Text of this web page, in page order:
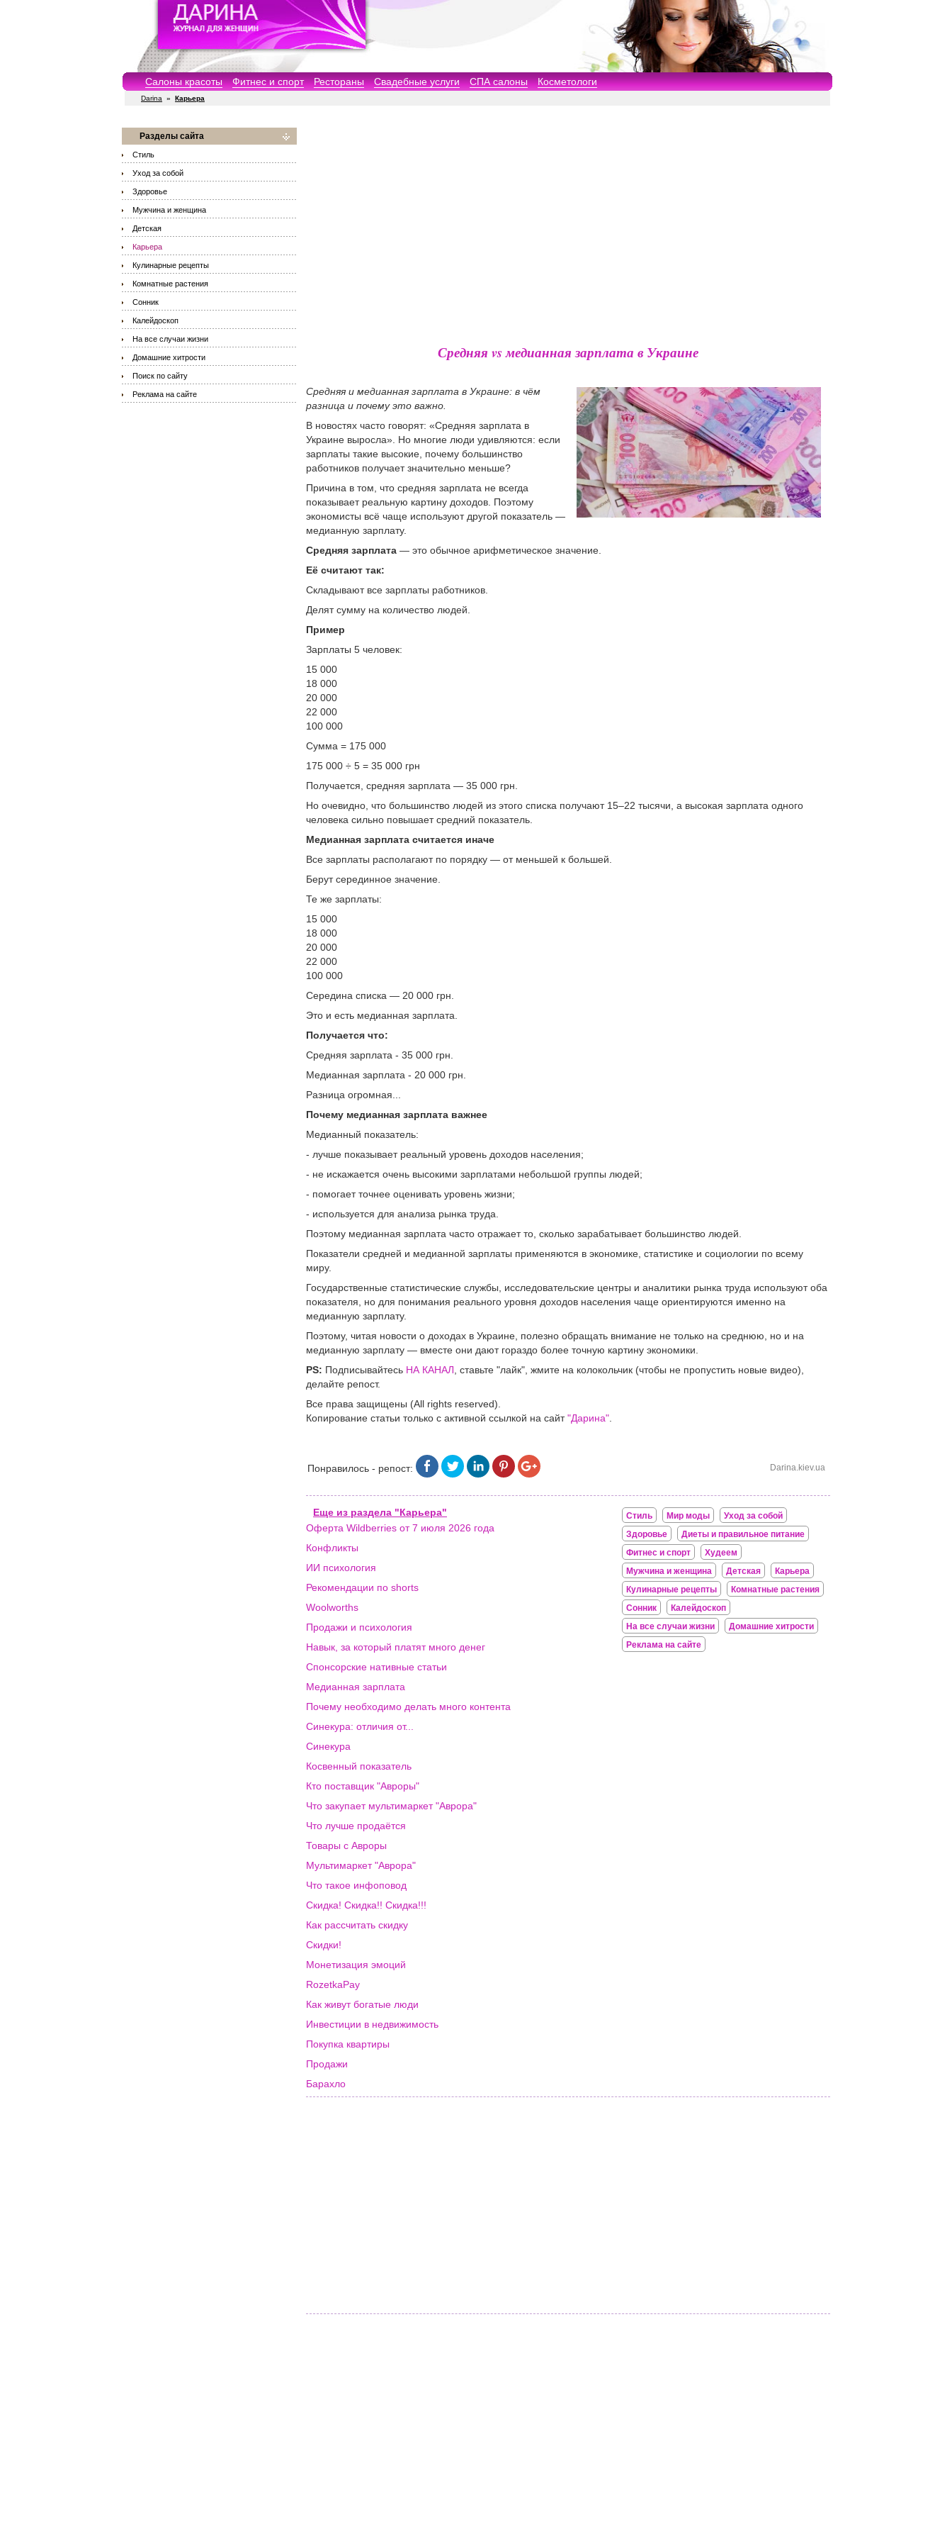
Салоны красоты Фитнес и спорт Рестораны Свадебные услуги СПА салоны Косметологи
Darina » Карьера
Разделы сайта
Стиль
Уход за собой
Здоровье
Мужчина и женщина
Детская
Карьера
Кулинарные рецепты
Комнатные растения
Сонник
Калейдоскоп
На все случаи жизни
Домашние хитрости
Поиск по сайту
Реклама на сайте
Средняя vs медианная зарплата в Украине
Средняя и медианная зарплата в Украине: в чём
разница и почему это важно.
В новостях часто говорят: «Средняя зарплата в
Украине выросла». Но многие люди удивляются: если
зарплаты такие высокие, почему большинство
работников получает значительно меньше?
Причина в том, что средняя зарплата не всегда
показывает реальную картину доходов. Поэтому
экономисты всё чаще используют другой показатель —
медианную зарплату.
Средняя зарплата — это обычное арифметическое значение.
Её считают так:
Складывают все зарплаты работников.
Делят сумму на количество людей.
Пример
Зарплаты 5 человек:
15 000
18 000
20 000
22 000
100 000
Сумма = 175 000
175 000 ÷ 5 = 35 000 грн
Получается, средняя зарплата — 35 000 грн.
Но очевидно, что большинство людей из этого списка получают 15–22 тысячи, а высокая зарплата одного
человека сильно повышает средний показатель.
Медианная зарплата считается иначе
Все зарплаты располагают по порядку — от меньшей к большей.
Берут серединное значение.
Те же зарплаты:
15 000
18 000
20 000
22 000
100 000
Середина списка — 20 000 грн.
Это и есть медианная зарплата.
Получается что:
Средняя зарплата - 35 000 грн.
Медианная зарплата - 20 000 грн.
Разница огромная...
Почему медианная зарплата важнее
Медианный показатель:
- лучше показывает реальный уровень доходов населения;
- не искажается очень высокими зарплатами небольшой группы людей;
- помогает точнее оценивать уровень жизни;
- используется для анализа рынка труда.
Поэтому медианная зарплата часто отражает то, сколько зарабатывает большинство людей.
Показатели средней и медианной зарплаты применяются в экономике, статистике и социологии по всему
миру.
Государственные статистические службы, исследовательские центры и аналитики рынка труда используют оба
показателя, но для понимания реального уровня доходов населения чаще ориентируются именно на
медианную зарплату.
Поэтому, читая новости о доходах в Украине, полезно обращать внимание не только на среднюю, но и на
медианную зарплату — вместе они дают гораздо более точную картину экономики.
PS: Подписывайтесь НА КАНАЛ , ставьте "лайк", жмите на колокольчик (чтобы не пропустить новые видео),
делайте репост.
Все права защищены (All rights reserved).
Копирование статьи только с активной ссылкой на сайт"Дарина"
Понравилось - репост: Darina.kiev.ua
Еще из раздела "Карьера"
Оферта Wildberries от 7 июля 2026 года
Конфликты
ИИ психология
Рекомендации по shorts
Woolworths
Продажи и психология
Навык, за который платят много денег
Спонсорские нативные статьи
Медианная зарплата
Почему необходимо делать много контента
Синекура: отличия от...
Синекура
Косвенный показатель
Кто поставщик "Авроры"
Что закупает мультимаркет "Аврора"
Что лучше продаётся
Товары с Авроры
Мультимаркет "Аврора"
Что такое инфоповод
Скидка! Скидка!! Скидка!!!
Как рассчитать скидку
Скидки!
Монетизация эмоций
RozetkaPay
Как живут богатые люди
Инвестиции в недвижимость
Покупка квартиры
Продажи
Барахло
Стиль Мир моды
Уход за собой
Здоровье
Диеты и правильное питание
Фитнес и спорт
Худеем
Мужчина и женщина
Детская
Карьера
Кулинарные рецепты
Комнатные растения
Сонник
Калейдоскоп
На все случаи жизни
Домашние хитрости
Реклама на сайте